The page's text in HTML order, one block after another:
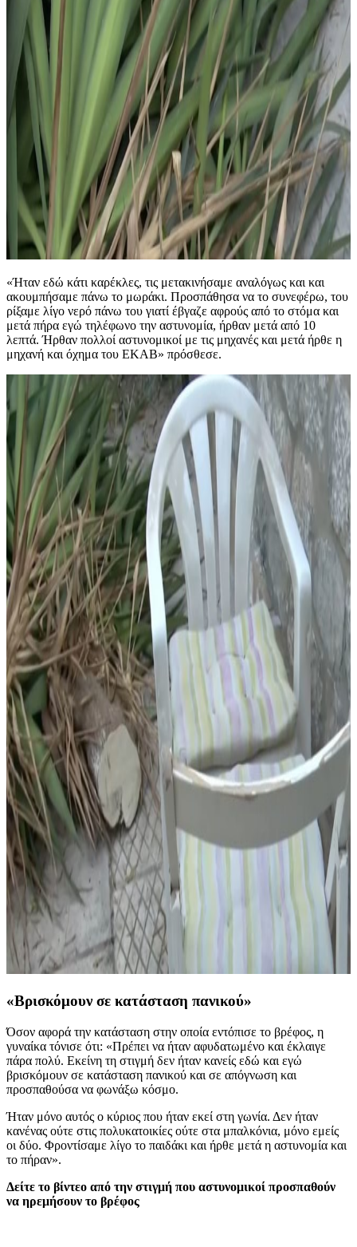
«Ήταν εδώ κάτι καρέκλες, τις μετακινήσαμε αναλόγως και και
ακουμπήσαμε πάνω το μωράκι. Προσπάθησα να το συνεφέρω, του
ρίξαμε λίγο νερό πάνω του γιατί έβγαζε αφρούς από το στόμα και
μετά πήρα εγώ τηλέφωνο την αστυνομία, ήρθαν μετά από 10
λεπτά. Ήρθαν πολλοί αστυνομικοί με τις μηχανές και μετά ήρθε η
μηχανή και όχημα του ΕΚΑΒ» πρόσθεσε.
«Βρισκόμουν σε κατάσταση πανικού»
Όσον αφορά την κατάσταση στην οποία εντόπισε το βρέφος, η
γυναίκα τόνισε ότι: «Πρέπει να ήταν αφυδατωμένο και έκλαιγε
πάρα πολύ. Εκείνη τη στιγμή δεν ήταν κανείς εδώ και εγώ
βρισκόμουν σε κατάσταση πανικού και σε απόγνωση και
προσπαθούσα να φωνάξω κόσμο.
Ήταν μόνο αυτός ο κύριος που ήταν εκεί στη γωνία. Δεν ήταν
κανένας ούτε στις πολυκατοικίες ούτε στα μπαλκόνια, μόνο εμείς
οι δύο. Φροντίσαμε λίγο το παιδάκι και ήρθε μετά η αστυνομία και
το πήραν».
Δείτε το βίντεο από την στιγμή που αστυνομικοί προσπαθούν
να ηρεμήσουν το βρέφος